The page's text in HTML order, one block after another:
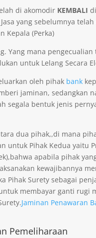
di akomodir KEMBALI
yang sebelumnya
Kepala (Perka)
Yang mana
untuk Lelang Secara
oleh pihak bank
jaminan, sedangkan
segala bentuk jenis
dua pihak,,di mana
untuk Pihak Kedua yaitu
apabila pihak
kewajibannya
Pihak Surety sebagai
membayar ganti rugi
Jaminan Penawaran
Pemeliharaan